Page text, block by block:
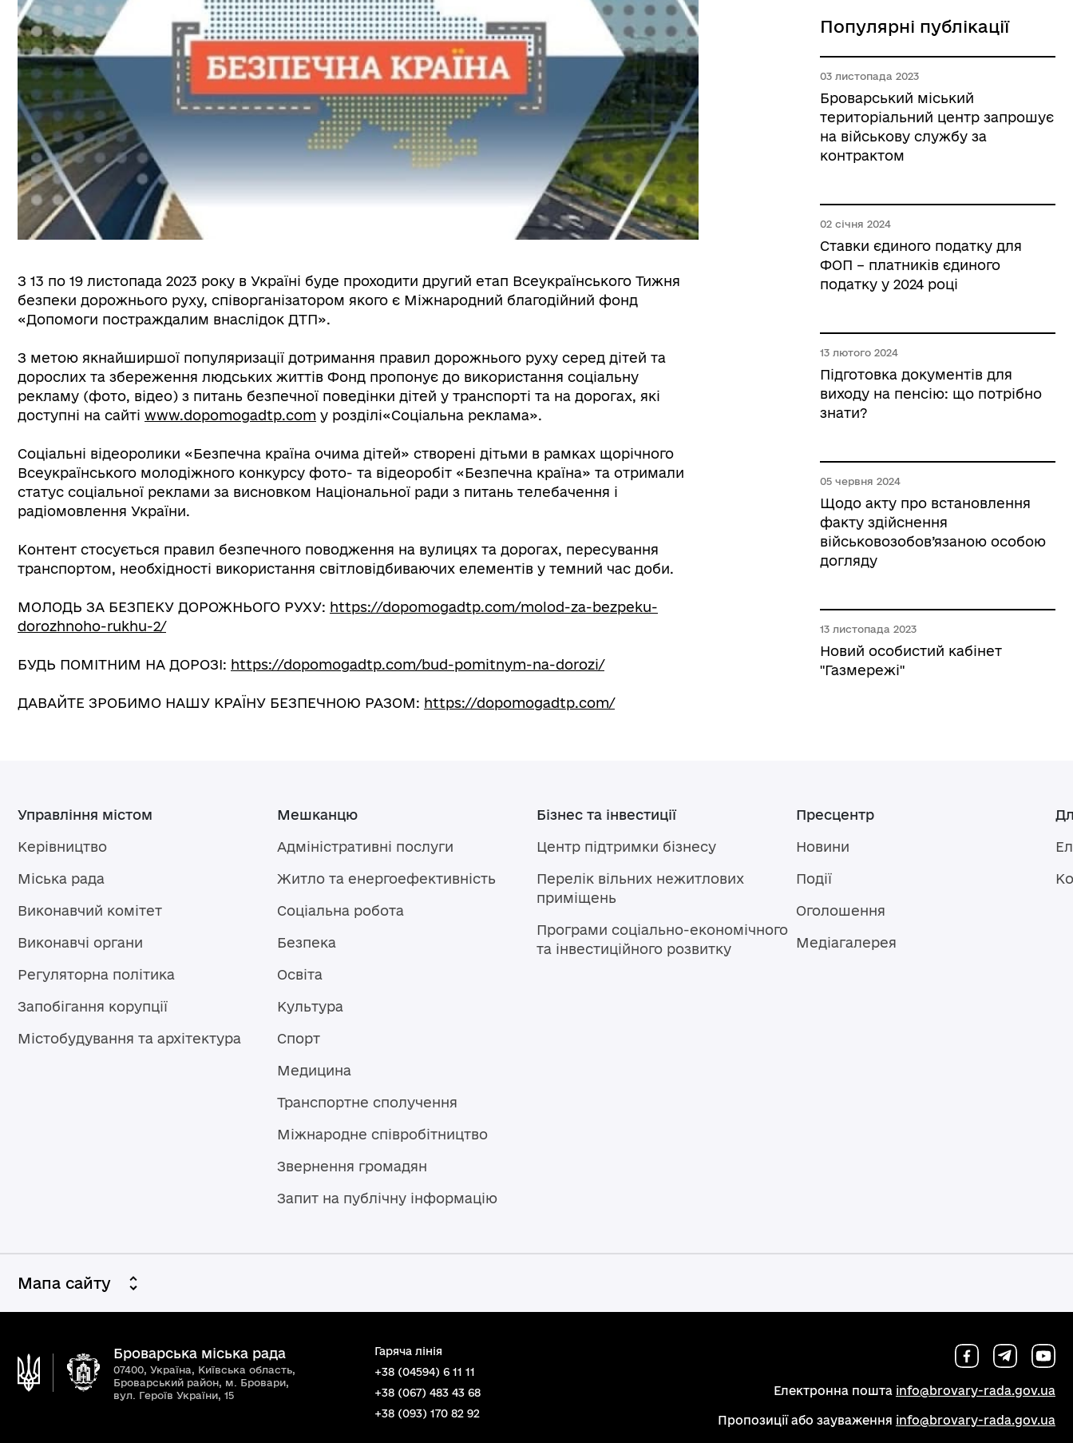
З 13 по 19 листопада 2023 року в Україні буде проходити другий етап Всеукраїнського Тижня
безпеки дорожнього руху, співорганізатором якого є Міжнародний благодійний фонд
«Допомоги постраждалим внаслідок ДТП».
З метою якнайширшої популяризації дотримання правил дорожнього руху серед дітей та
дорослих та збереження людських життів Фонд пропонує до використання соціальну
рекламу (фото, відео) з питань безпечної поведінки дітей у транспорті та на дорогах, які
доступні на сайті www.dopomogadtp.com у розділі«Соціальна реклама».
Соціальні відеоролики «Безпечна країна очима дітей» створені дітьми в рамках щорічного
Всеукраїнського молодіжного конкурсу фото- та відеоробіт «Безпечна країна» та отримали
статус соціальної реклами за висновком Національної ради з питань телебачення і
радіомовлення України.
Контент стосується правил безпечного поводження на вулицях та дорогах, пересування
транспортом, необхідності використання світловідбиваючих елементів у темний час доби.
МОЛОДЬ ЗА БЕЗПЕКУ ДОРОЖНЬОГО РУХУ: https://dopomogadtp.com/molod-za-bezpeku-
dorozhnoho-rukhu-2/
БУДЬ ПОМІТНИМ НА ДОРОЗІ: https://dopomogadtp.com/bud-pomitnym-na-dorozi/
ДАВАЙТЕ ЗРОБИМО НАШУ КРАЇНУ БЕЗПЕЧНОЮ РАЗОМ: https://dopomogadtp.com/
Популярні публікації
03 листопада 2023
Броварський міський
територіальний центр запрошує
на військову службу за
контрактом
02 січня 2024
Ставки єдиного податку для
ФОП – платників єдиного
податку у 2024 році
13 лютого 2024
Підготовка документів для
виходу на пенсію: що потрібно
знати?
05 червня 2024
Щодо акту про встановлення
факту здійснення
військовозобов’язаною особою
догляду
13 листопада 2023
Новий особистий кабінет
"Газмережі"
Управління містом
Керівництво
Міська рада
Виконавчий комітет
Виконавчі органи
Регуляторна політика
Запобігання корупції
Містобудування та архітектура
Мешканцю
Адміністративні послуги
Житло та енергоефективність
Соціальна робота
Безпека
Освіта
Культура
Спорт
Медицина
Транспортне сполучення
Міжнародне співробітництво
Звернення громадян
Запит на публічну інформацію
Бізнес та інвестиції
Центр підтримки бізнесу
Перелік вільних нежитлових
приміщень
Програми соціально-економічного
та інвестиційного розвитку
Пресцентр
Новини
Події
Оголошення
Медіагалерея
Мапа сайту
Броварська міська рада
07400, Україна, Київська область,
Броварський район, м. Бровари,
вул. Героїв України, 15
Гаряча лінія
+38 (04594) 6 11 11
+38 (067) 483 43 68
+38 (093) 170 82 92
Електронна пошта info@brovary-rada.gov.ua
Пропозиції або зауваження info@brovary-rada.gov.ua